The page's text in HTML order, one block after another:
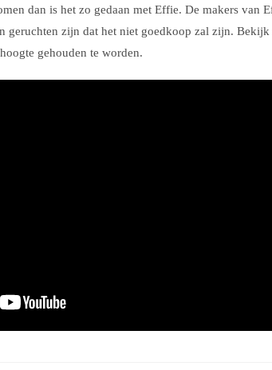
dan is het zo gedaan met Effie. De makers van
geruchten zijn dat het niet goedkoop zal zijn. Bekijk
gehouden te worden.